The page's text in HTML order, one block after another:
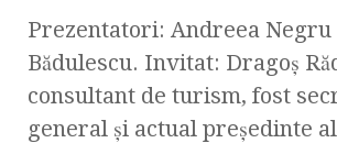
Prezentatori: Andreea Negru
Bădulescu. Invitat: Dragoş
consultant de turism, fost
general şi actual preşedinte